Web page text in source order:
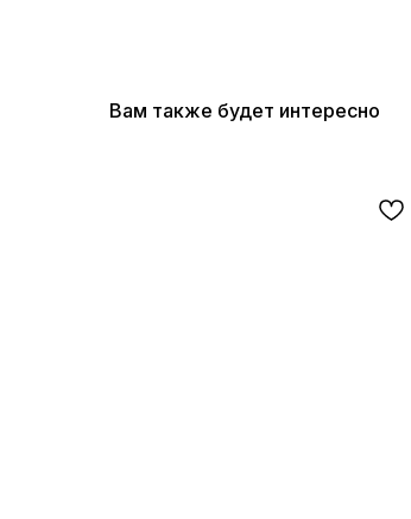
Вам также будет интересно